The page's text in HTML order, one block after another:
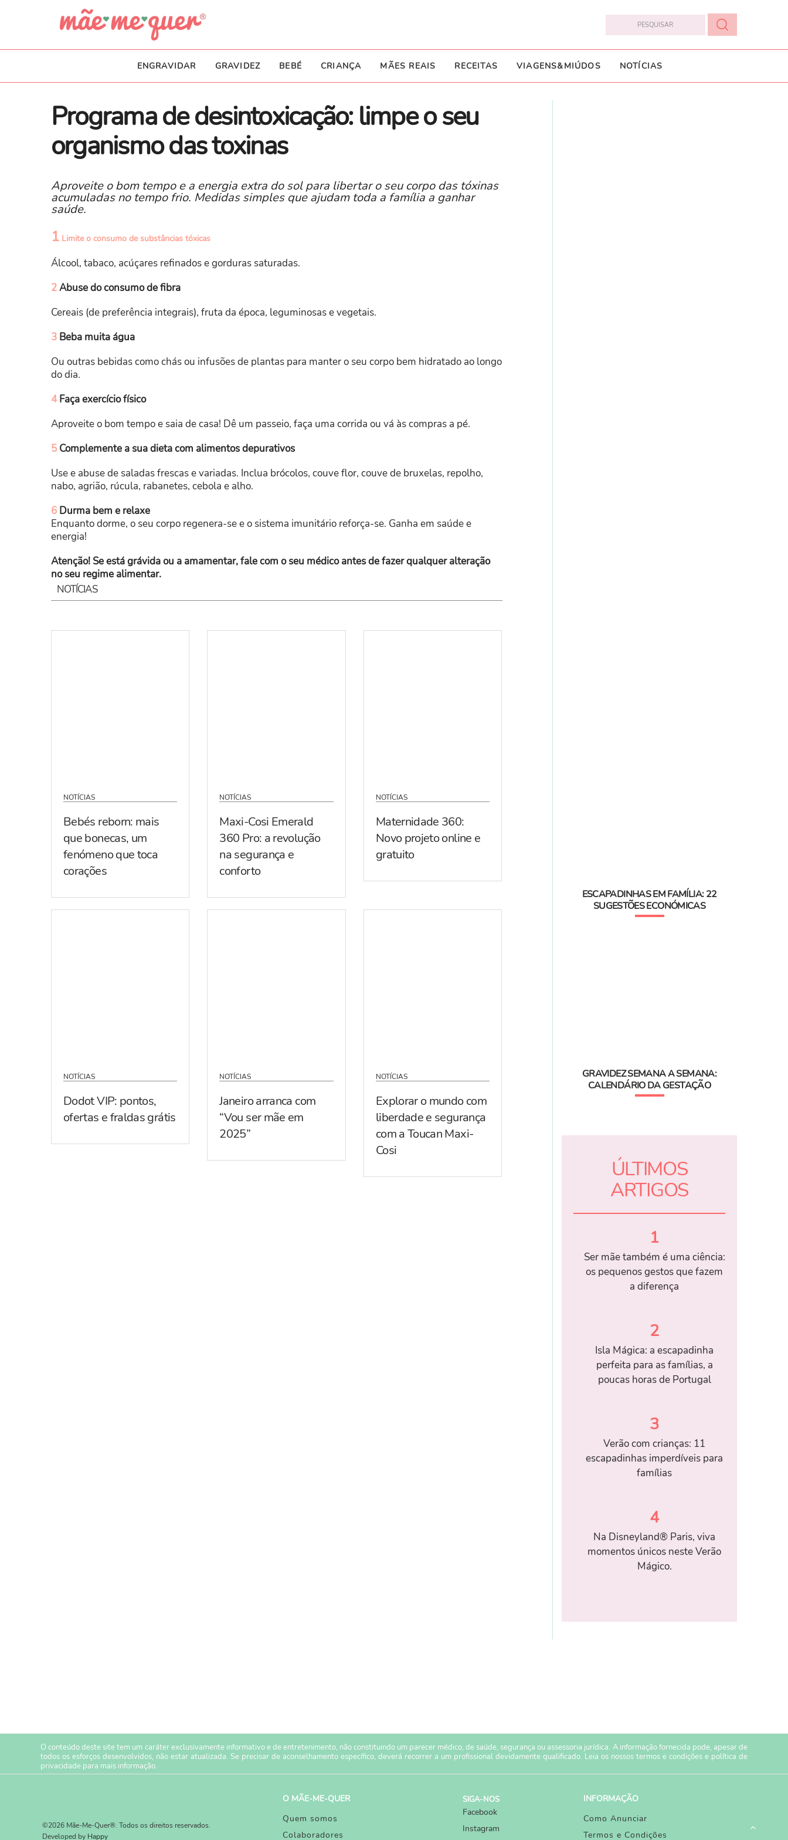
ENGRAVIDAR GRAVIDEZ BEBÉ CRIANÇA MÃES REAIS RECEITAS VIAGENS&MIÚDOS NOTÍCIAS
Programa de desintoxicação: limpe o seu
organismo das toxinas
Aproveite o bom tempo e a energia extra do sol para libertar o seu corpo das tóxinas
acumuladas no tempo frio. Medidas simples que ajudam toda a família a ganhar
saúde.
1 Limite o consumo de substâncias tóxicas
Álcool, tabaco, acúçares refinados e gorduras saturadas.
2Abuse do consumo de fibra
Cereais (de preferência integrais), fruta da época, leguminosas e vegetais.
3 Beba muita água
Ou outras bebidas como chás ou infusões de plantas para manter o seu corpo bem hidratado ao longo
do dia.
4Faça exercício físico
Aproveite o bom tempo e saia de casa! Dê um passeio, faça uma corrida ou vá às compras a pé.
5 Complemente a sua dieta com alimentos depurativos
Use e abuse de saladas frescas e variadas. Inclua brócolos, couve flor, couve de bruxelas, repolho,
nabo, agrião, rúcula, rabanetes, cebola e alho.
6 Durma bem e relaxe
Enquanto dorme, o seu corpo regenera-se e o sistema imunitário reforça-se. Ganha em saúde e
energia!
Atenção! Se está grávida ou a amamentar, fale com o seu médico antes de fazer qualquer alteração
no seu regime alimentar.
NOTÍCIAS
NOTÍCIAS
Bebés reborn: mais
que bonecas, um
fenómeno que toca
corações
NOTÍCIAS
Maxi-Cosi Emerald
360 Pro: a revolução
na segurança e
conforto
NOTÍCIAS
Maternidade 360:
Novo projeto online e
gratuito
NOTÍCIAS
Dodot VIP: pontos,
ofertas e fraldas grátis
NOTÍCIAS
Janeiro arranca com
“Vou ser mãe em
2025”
NOTÍCIAS
Explorar o mundo com
liberdade e segurança
com a Toucan Maxi-
Cosi
ESCAPADINHAS EM FAMÍLIA: 22
SUGESTÕES ECONÓMICAS
GRAVIDEZ SEMANA A SEMANA:
CALENDÁRIO DA GESTAÇÃO
ÚLTIMOS
ARTIGOS
1
Ser mãe também é uma ciência:
os pequenos gestos que fazem
a diferença
2
Isla Mágica: a escapadinha
perfeita para as famílias, a
poucas horas de Portugal
3
Verão com crianças: 11
escapadinhas imperdíveis para
famílias
4
Na Disneyland® Paris, viva
momentos únicos neste Verão
Mágico.
O conteúdo deste site tem um caráter exclusivamente informativo e de entretenimento, não constituindo um parecer médico, de saúde, segurança ou assessoria jurídica. A informação fornecida pode, apesar de
todos os esforços desenvolvidos, não estar atualizada. Se precisar de aconselhamento específico, deverá recorrer a um profissional devidamente qualificado. Leia os nossos termos e condiçõese política de
privacidade para mais informação.
©2026 Mãe-Me-Quer®. Todos os direitos reservados.
Developed by Happy
O MÃE-ME-QUER
Quem somos
Colaboradores
SIGA-NOS
Facebook
Instagram
INFORMAÇÃO
Como Anunciar
Termos e Condições